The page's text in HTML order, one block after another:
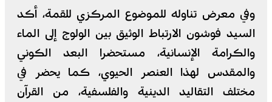
وفي معرض تناوله للموضوع المركزي للقمة، أكد
السيد فوشون الارتباط الوثيق بين الولوج إلى الماء
والكرامة الإنسانية، مستحضرا البعد الكوني
والمقدس لهذا العنصر الحيوي، كما يحضر في
مختلف التقاليد الدينية والفلسفية، من القرآن